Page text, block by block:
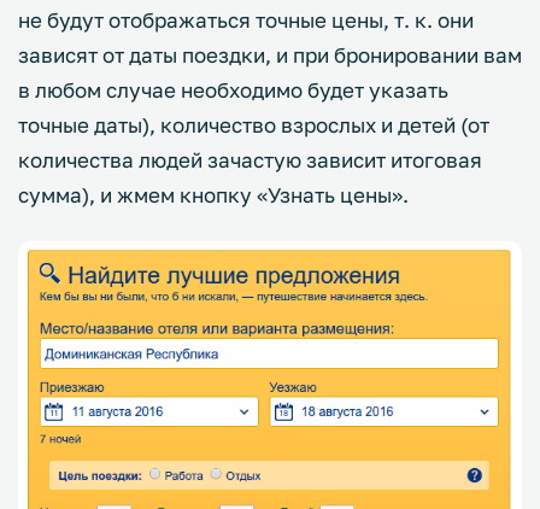
не будут отображаться точные цены, т. к. они
зависят от даты поездки, и при бронировании вам
в любом случае необходимо будет указать
точные даты), количество взрослых и детей (от
количества людей зачастую зависит итоговая
сумма), и жмем кнопку «Узнать цены».